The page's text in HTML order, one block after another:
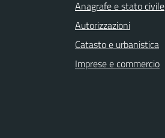
Anagrafe e stato civile
Autorizzazioni
Catasto e urbanistica
Imprese e commercio